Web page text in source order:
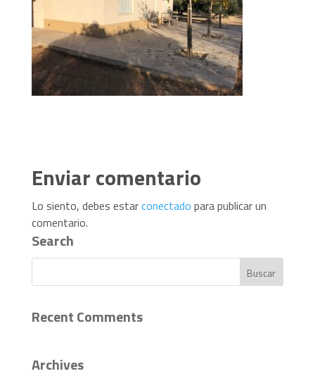
Enviar comentario
Lo siento, debes estarconectado para publicar un
comentario.
Search
Recent Comments
Archives